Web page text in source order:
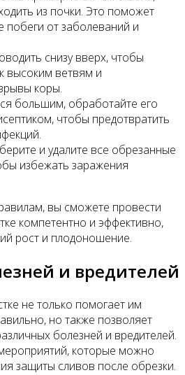
из почки. Это поможет
побеги от заболеваний и
снизу вверх, чтобы
высоким ветвям и
коры.
большим, обработайте его
чтобы предотвратить
и удалите все обрезанные
избежать заражения
вы сможете провести
компетентно и эффективно,
рост и плодоношение.
и вредителей
не только помогает им
но также позволяет
болезней и вредителей.
которые можно
защиты сливов после обрезки.